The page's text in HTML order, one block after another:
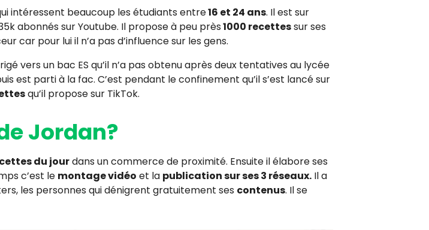
intéressent beaucoup les étudiants entre16 et 24 ans. Il est sur
abonnés sur Youtube. Il propose à peu près1000 recettessur ses
car pour lui il n’a pas d’influence sur les gens.
vers un bac ES qu’il n’a pas obtenu après deux tentatives au lycée
est parti à la fac. C’est pendant le confinement qu’il s’est lancé sur
qu’il propose sur TikTok.
Jordan?
du jourdans un commerce de proximité. Ensuite il élabore ses
c’est le montage vidéo et la publication sur ses 3 réseaux. Il a
les personnes qui dénigrent gratuitement ses contenus. Il se